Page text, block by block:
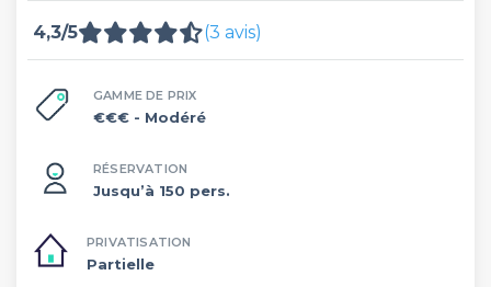
4,3/5 (3 avis)
GAMME DE PRIX
€€€ - Modéré
RÉSERVATION
Jusqu’à 150 pers.
PRIVATISATION
Partielle